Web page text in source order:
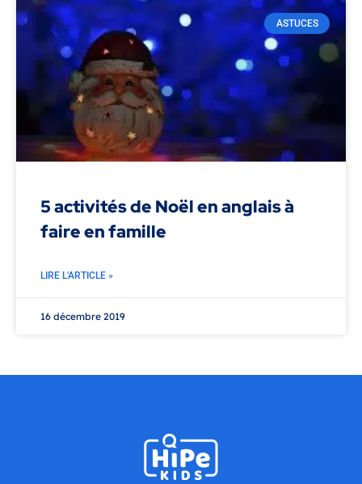
ASTUCES
5 activités de Noël en anglais à
faire en famille
LIRE L'ARTICLE »
16 décembre 2019